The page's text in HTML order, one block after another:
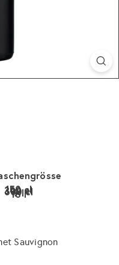
150 cl
300 cl
600 cl
9 l
18 l
Sauvignon